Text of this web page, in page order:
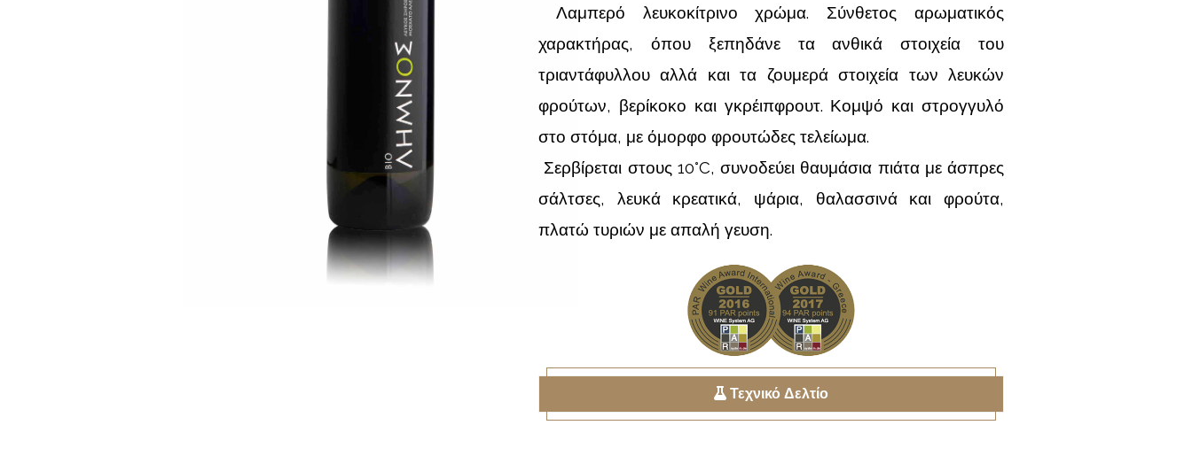
Λαμπερό λευκοκίτρινο χρώμα. Σύνθετος αρωματικός
χαρακτήρας, όπου ξεπηδάνε τα ανθικά στοιχεία του
τριαντάφυλλου αλλά και τα ζουμερά στοιχεία των λευκών
φρούτων, βερίκοκο και γκρέιπφρουτ. Κομψό και στρογγυλό
στο στόμα, με όμορφο φρουτώδες τελείωμα.
Σερβίρεται στους 10°C, συνοδεύει θαυμάσια πιάτα με άσπρες
σάλτσες, λευκά κρεατικά, ψάρια, θαλασσινά και φρούτα,
πλατώ τυριών με απαλή γευση.
Τεχνικό Δελτίο